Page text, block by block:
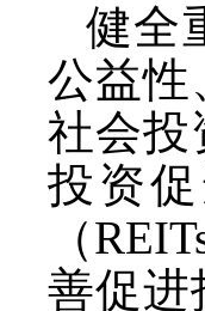
健全
公益性
社会投
投资
（
善促进